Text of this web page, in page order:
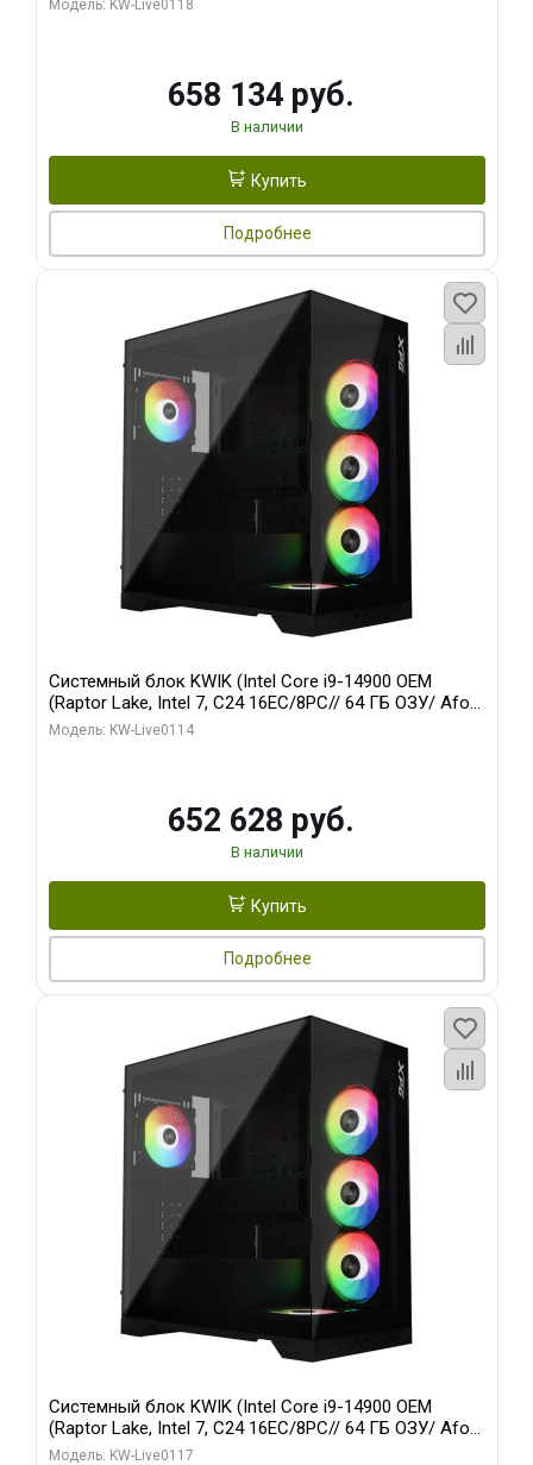
Модель: KW-Live0118
658 134 руб.
В наличии
Купить
Подробнее
Системный блок KWIK (Intel Core i9-14900 OEM
(Raptor Lake, Intel 7, C24 16EC/8PC// 64 ГБ ОЗУ/ Afox
RTX4090 24GB GDDR6X 384-Bit 3xDP HDMI ATX Turbo/
Модель: KW-Live0114
652 628 руб.
В наличии
Купить
Подробнее
Системный блок KWIK (Intel Core i9-14900 OEM
(Raptor Lake, Intel 7, C24 16EC/8PC// 64 ГБ ОЗУ/ Afox
RTX4090 24GB GDDR6X 384-Bit 3xDP HDMI ATX Turbo/
Модель: KW-Live0117